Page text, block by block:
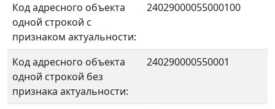
Код адресного объекта
одной строкой с
признаком актуальности:
24029000055000100
Код адресного объекта
одной строкой без
признака актуальности:
240290000550001